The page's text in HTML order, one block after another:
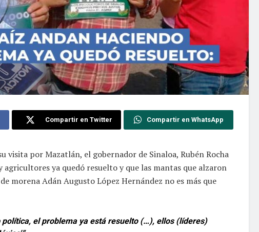
Compartir en Twitter Compartir en WhatsApp
visita por Mazatlán, el gobernador de Sinaloa, Rubén Rocha
ya quedó resuelto y que las mantas que alzaron
morena Adán Augusto López Hernández no es más que
política, el problema ya está resuelto (…), ellos (líderes)